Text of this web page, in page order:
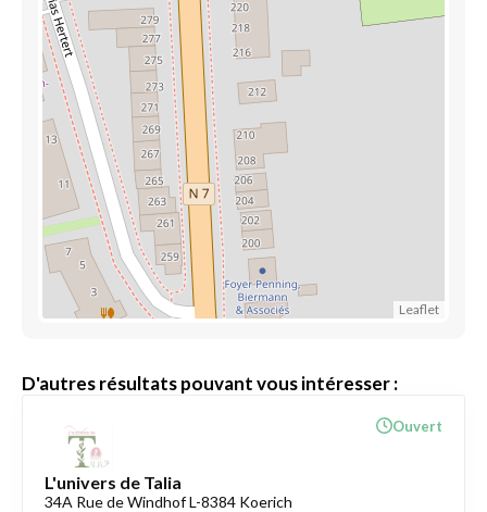
Leaflet
D'autres résultats pouvant vous intéresser :
L'univers de Talia
34A Rue de Windhof L-8384 Koerich
Ouvert